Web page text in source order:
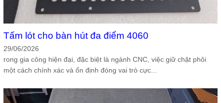
Tấm lót cho bàn hút đa điểm 4060
29/06/2026
rong gia công hiện đại, đặc biệt là ngành CNC, việc giữ chặt phôi
một cách chính xác và ổn định đóng vai trò cực...